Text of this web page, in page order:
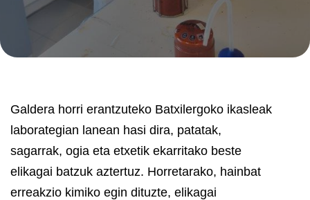
Galdera horri erantzuteko Batxilergoko ikasleak
laborategian lanean hasi dira, patatak,
sagarrak, ogia eta etxetik ekarritako beste
elikagai batzuk aztertuz. Horretarako, hainbat
erreakzio kimiko egin dituzte, elikagai